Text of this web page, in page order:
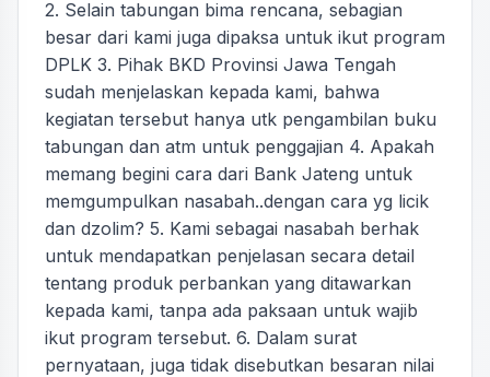
2. Selain tabungan bima rencana, sebagian
besar dari kami juga dipaksa untuk ikut program
DPLK 3. Pihak BKD Provinsi Jawa Tengah
sudah menjelaskan kepada kami, bahwa
kegiatan tersebut hanya utk pengambilan buku
tabungan dan atm untuk penggajian 4. Apakah
memang begini cara dari Bank Jateng untuk
memgumpulkan nasabah..dengan cara yg licik
dan dzolim? 5. Kami sebagai nasabah berhak
untuk mendapatkan penjelasan secara detail
tentang produk perbankan yang ditawarkan
kepada kami, tanpa ada paksaan untuk wajib
ikut program tersebut. 6. Dalam surat
pernyataan, juga tidak disebutkan besaran nilai